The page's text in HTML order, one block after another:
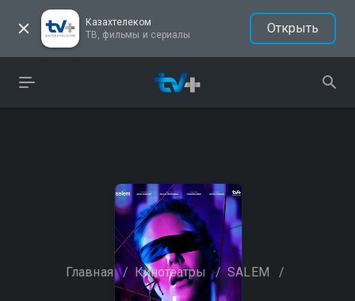
Казахтелеком
ТВ, фильмы и сериалы
Открыть
Главная / Кинотеатры / SALEM /